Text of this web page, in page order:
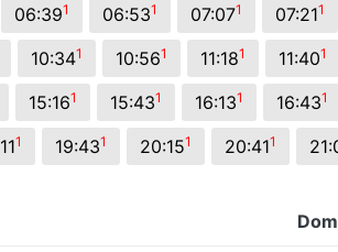
06:391 06:531 07:071 07:211
10:341 10:561 11:181 11:401
15:161 15:431 16:131 16:431
1 19:431 20:151 20:411